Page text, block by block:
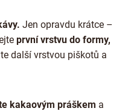
Jen opravdu krátce –
první vrstvu do formy,
další vrstvou piškotů a
kakaovým práškem a